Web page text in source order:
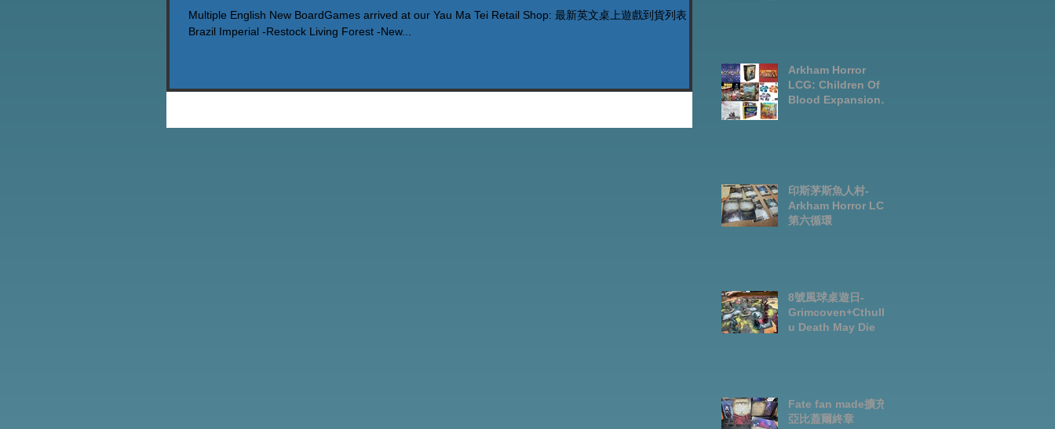
Multiple English New BoardGames arrived at our Yau Ma Tei Retail Shop: 最新英文桌上遊戲到貨列表
Brazil Imperial -Restock Living Forest -New...
Arkham Horror
LCG: Children Of
Blood Expansion
印斯茅斯魚人村-
Arkham Horror LCG
第六循環
8號風球桌遊日-
Grimcoven+Cthulh
u Death May Die
Fate fan made擴充-
亞比蓋爾終章